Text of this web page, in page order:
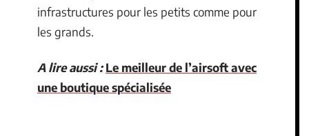
infrastructures pour les petits comme pour
les grands.
A lire aussi : Le meilleur de l’airsoft avec
une boutique spécialisée